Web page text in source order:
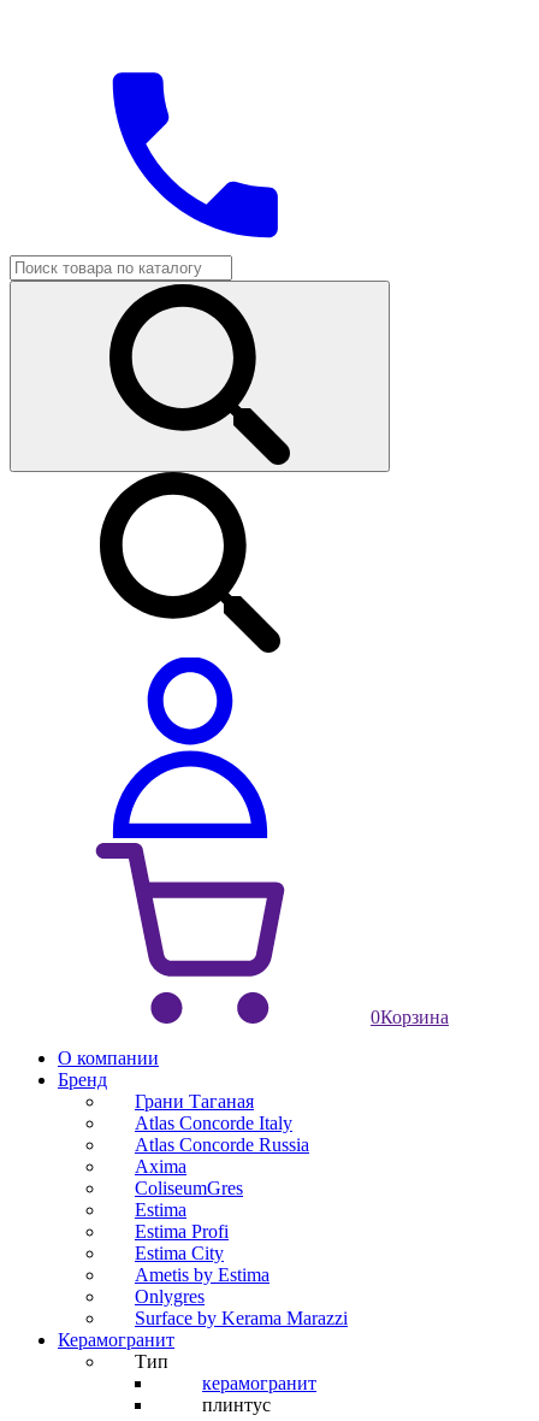
0Корзина
О компании
Бренд
Грани Таганая
Atlas Concorde Italy
Atlas Concorde Russia
Axima
ColiseumGres
Estima
Estima Profi
Estima City
Ametis by Estima
Onlygres
Surface by Kerama Marazzi
Керамогранит
Тип
керамогранит
плинтус